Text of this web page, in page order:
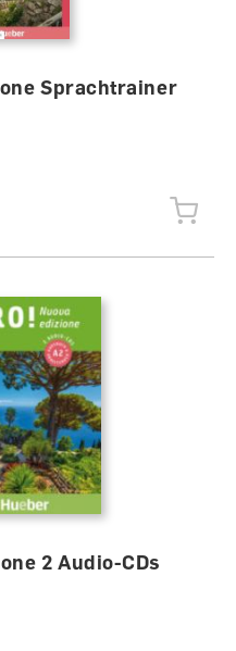
Sprachtrainer
2 Audio-CDs